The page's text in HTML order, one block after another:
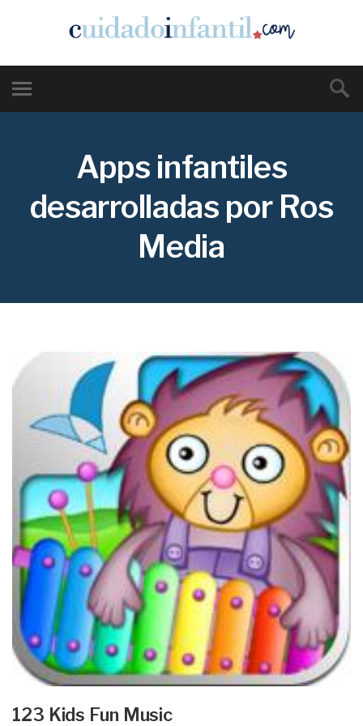
Apps infantiles
desarrolladas por Ros
Media
123 Kids Fun Music